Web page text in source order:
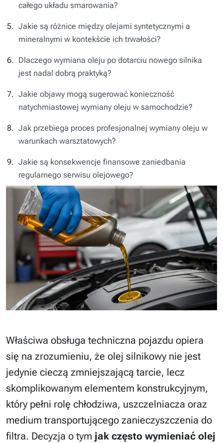
całego układu smarowania?
Jakie są różnice między olejami syntetycznymi a
mineralnymi w kontekście ich trwałości?
Dlaczego wymiana oleju po dotarciu nowego silnika
jest nadal dobrą praktyką?
Jakie objawy mogą sugerować konieczność
natychmiastowej wymiany oleju w samochodzie?
Jak przebiega proces profesjonalnej wymiany oleju w
warunkach warsztatowych?
Jakie są konsekwencje finansowe zaniedbania
regularnego serwisu olejowego?
Właściwa obsługa techniczna pojazdu opiera
się na zrozumieniu, że olej silnikowy nie jest
jedynie cieczą zmniejszającą tarcie, lecz
skomplikowanym elementem konstrukcyjnym,
który pełni rolę chłodziwa, uszczelniacza oraz
medium transportującego zanieczyszczenia do
filtra. Decyzja o tym jak często wymieniać olej